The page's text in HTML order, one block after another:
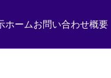
ホームお問い合わせ概要